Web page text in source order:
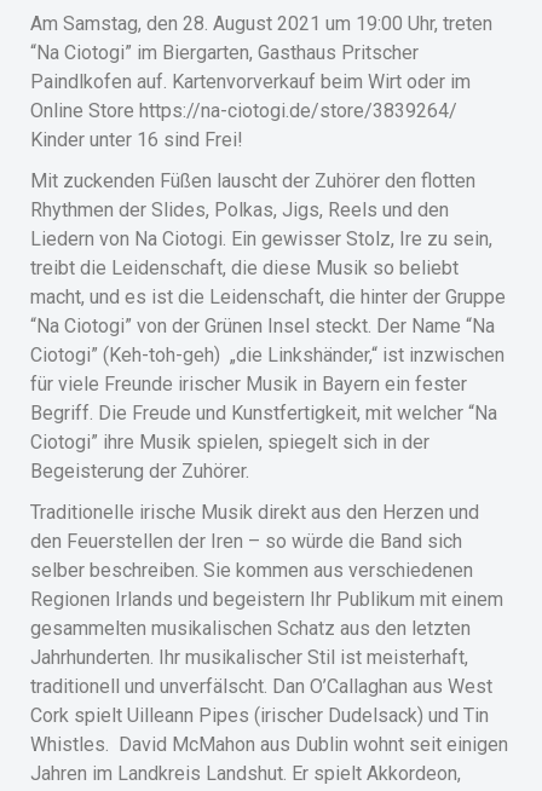
Am Samstag, den 28. August 2021 um 19:00 Uhr, treten
“Na Ciotogi” im Biergarten, Gasthaus Pritscher
Paindlkofen auf. Kartenvorverkauf beim Wirt oder im
Online Store https://na-ciotogi.de/store/3839264/
Kinder unter 16 sind Frei!
Mit zuckenden Füßen lauscht der Zuhörer den flotten
Rhythmen der Slides, Polkas, Jigs, Reels und den
Liedern von Na Ciotogi. Ein gewisser Stolz, Ire zu sein,
treibt die Leidenschaft, die diese Musik so beliebt
macht, und es ist die Leidenschaft, die hinter der Gruppe
“Na Ciotogi” von der Grünen Insel steckt. Der Name “Na
Ciotogi” (Keh-toh-geh) „die Linkshänder,“ ist inzwischen
für viele Freunde irischer Musik in Bayern ein fester
Begriff. Die Freude und Kunstfertigkeit, mit welcher “Na
Ciotogi” ihre Musik spielen, spiegelt sich in der
Begeisterung der Zuhörer.
Traditionelle irische Musik direkt aus den Herzen und
den Feuerstellen der Iren – so würde die Band sich
selber beschreiben. Sie kommen aus verschiedenen
Regionen Irlands und begeistern Ihr Publikum mit einem
gesammelten musikalischen Schatz aus den letzten
Jahrhunderten. Ihr musikalischer Stil ist meisterhaft,
traditionell und unverfälscht. Dan O’Callaghan aus West
Cork spielt Uilleann Pipes (irischer Dudelsack) und Tin
Whistles. David McMahon aus Dublin wohnt seit einigen
Jahren im Landkreis Landshut. Er spielt Akkordeon,